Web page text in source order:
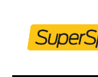
content